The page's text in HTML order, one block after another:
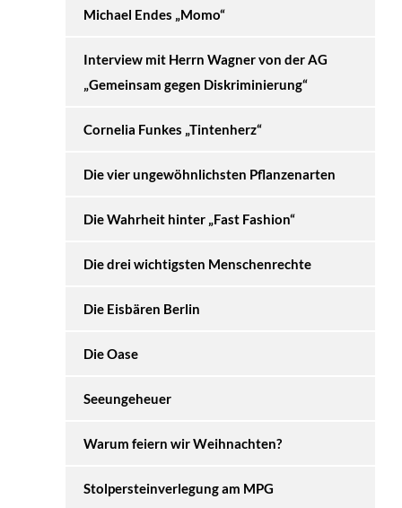
Michael Endes „Momo“
Interview mit Herrn Wagner von der AG
„Gemeinsam gegen Diskriminierung“
Cornelia Funkes „Tintenherz“
Die vier ungewöhnlichsten Pflanzenarten
Die Wahrheit hinter „Fast Fashion“
Die drei wichtigsten Menschenrechte
Die Eisbären Berlin
Die Oase
Seeungeheuer
Warum feiern wir Weihnachten?
Stolpersteinverlegung am MPG